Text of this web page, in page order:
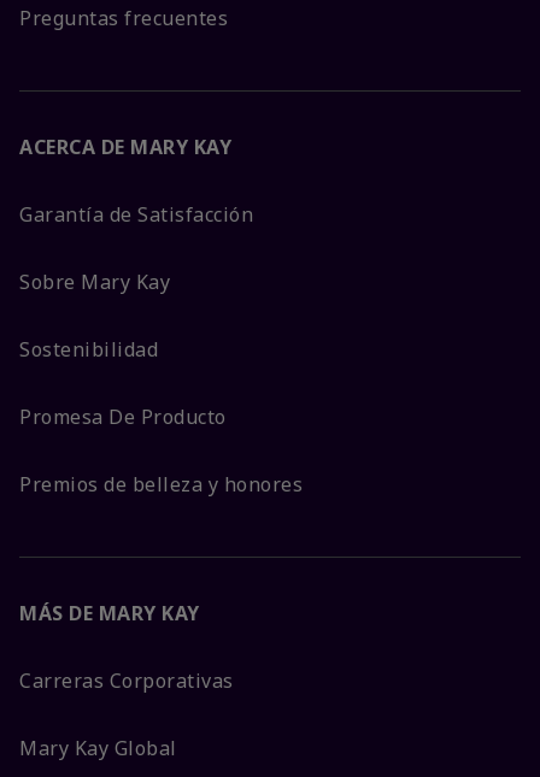
Preguntas frecuentes
ACERCA DE MARY KAY
Garantía de Satisfacción
Sobre Mary Kay
Sostenibilidad
Promesa De Producto
Premios de belleza y honores
MÁS DE MARY KAY
Carreras Corporativas
Mary Kay Global